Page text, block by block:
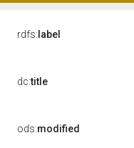
rdfs: label
dc:title
ods:modified